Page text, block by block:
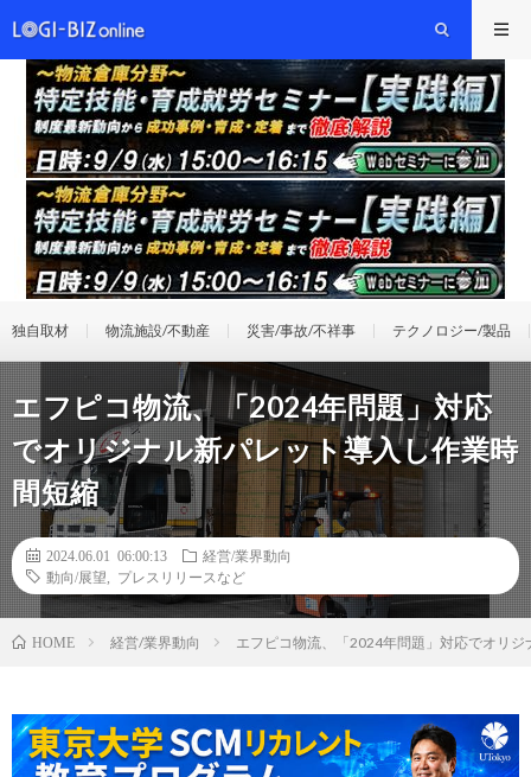
独自取材 物流施設/不動産 災害/事故/不祥事 テクノロジー/製品
エフピコ物流、「2024年問題」対応
でオリジナル新パレット導入し作業時
間短縮
2024.06.01 06:00:13
経営/業界動向
動向/展望
プレスリリースなど
HOME 経営/業界動向 エフピコ物流、「2024年問題」対応でオリ